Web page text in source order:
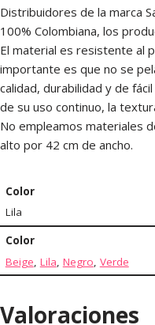
Distribuidores de la marca
100% Colombiana, los
El material es resistente al
importante es que no se
calidad, durabilidad y de
de su uso continuo, la
No empleamos materiales
alto por 42 cm de ancho.
Color
Lila
Color
Beige, Lila, Negro, Verde
Valoraciones